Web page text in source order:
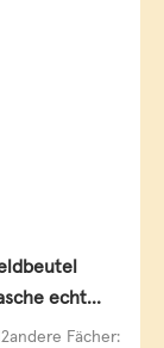
echt
Fächer: